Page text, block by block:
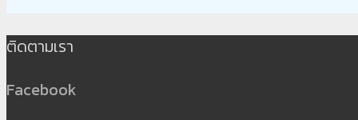
ติดตามเรา
Facebook